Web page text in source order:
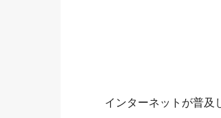
インターネットが普及